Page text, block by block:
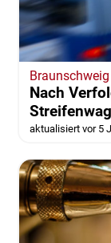
Nach
aktualisiert vor 5